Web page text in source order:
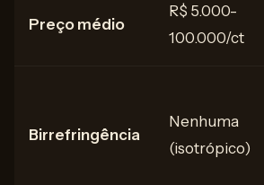
Preço médio
R$ 5.000-
100.000/ct
Birrefringência
Nenhuma
(isotrópico)